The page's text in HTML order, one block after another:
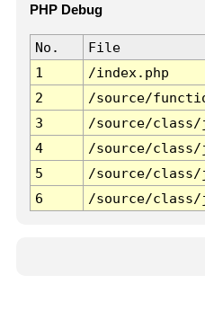
PHP Debug
No. File
1
/index.php
2
/source/
3
/source/class/
4
/source/class/
5
/source/class/
6
/source/class/